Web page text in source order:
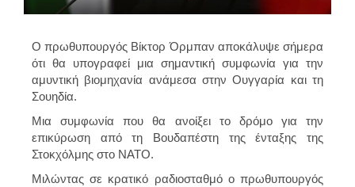
Ο πρωθυπουργός Βίκτορ Όρμπαν αποκάλυψε σήμερα
ότι θα υπογραφεί μια σημαντική συμφωνία για την
αμυντική βιομηχανία ανάμεσα στην Ουγγαρία και τη
Σουηδία.
Μια συμφωνία που θα ανοίξει το δρόμο για την
επικύρωση από τη Βουδαπέστη της ένταξης της
Στοκχόλμης στο ΝΑΤΟ.
Μιλώντας σε κρατικό ραδιοσταθμό ο πρωθυπουργός